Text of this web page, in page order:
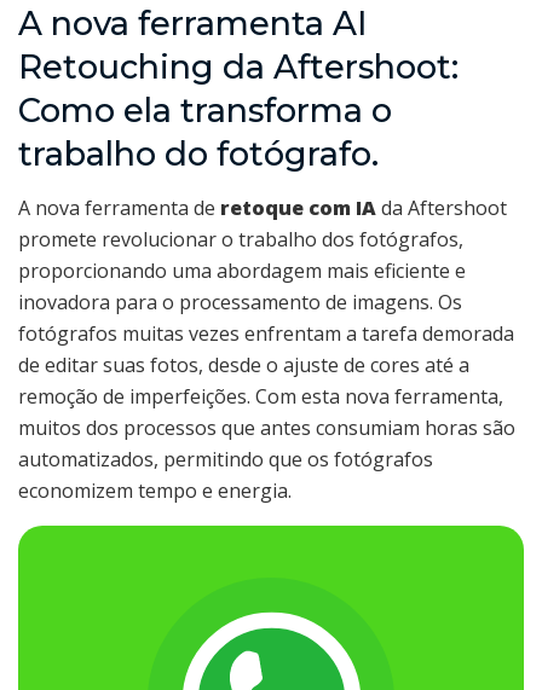
A nova ferramenta AI
Retouching da Aftershoot:
Como ela transforma o
trabalho do fotógrafo.
A nova ferramenta de retoque com IAda Aftershoot
promete revolucionar o trabalho dos fotógrafos,
proporcionando uma abordagem mais eficiente e
inovadora para o processamento de imagens. Os
fotógrafos muitas vezes enfrentam a tarefa demorada
de editar suas fotos, desde o ajuste de cores até a
remoção de imperfeições. Com esta nova ferramenta,
muitos dos processos que antes consumiam horas são
automatizados, permitindo que os fotógrafos
economizem tempo e energia.